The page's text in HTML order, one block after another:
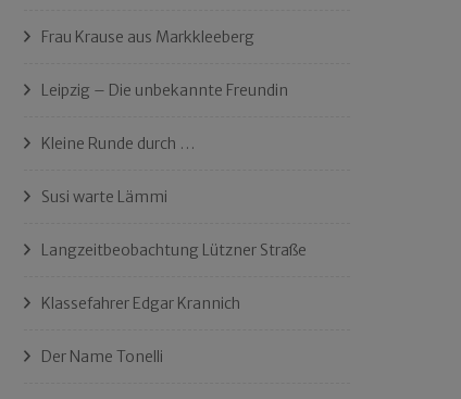
Frau Krause aus Markkleeberg
Leipzig – Die unbekannte Freundin
Kleine Runde durch …
Susi warte Lämmi
Langzeitbeobachtung Lützner Straße
Klassefahrer Edgar Krannich
Der Name Tonelli